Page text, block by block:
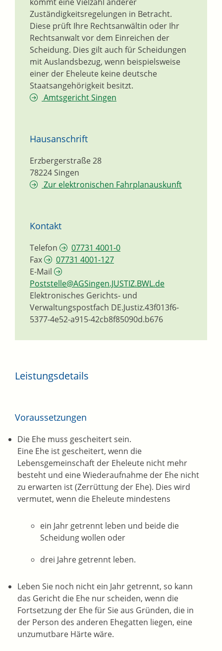
Zuständigkeitsregelungen in Betracht.
Diese prüft Ihre Rechtsanwältin oder Ihr
Rechtsanwalt vor dem Einreichen der
Scheidung. Dies gilt auch für Scheidungen
mit Auslandsbezug, wenn beispielsweise
einer der Eheleute keine deutsche
Staatsangehörigkeit besitzt.
Amtsgericht Singen
Hausanschrift
Erzbergerstraße 28
78224Singen
Zur elektronischen Fahrplanauskunft
Kontakt
Telefon
07731 4001-0
Fax
07731 4001-127
E-Mail
Poststelle@AGSingen.JUSTIZ.BWL.de
Elektronisches Gerichts- und
Verwaltungspostfach DE.Justiz.43f013f6-
5377-4e52-a915-42cb8f85090d.b676
Leistungsdetails
Voraussetzungen
Die Ehe muss gescheitert sein.
Eine Ehe ist gescheitert, wenn die
Lebensgemeinschaft der Eheleute nicht mehr
besteht und eine Wiederaufnahme der Ehe nicht
zu erwarten ist (Zerrüttung der Ehe). Dies wird
vermutet, wenn die Eheleute mindestens
ein Jahr getrennt leben und beide die
Scheidung wollen oder
drei Jahre getrennt leben.
Leben Sie noch nicht ein Jahr getrennt, so kann
das Gericht die Ehe nur scheiden, wenn die
Fortsetzung der Ehe für Sie aus Gründen, die in
der Person des anderen Ehegatten liegen, eine
unzumutbare Härte wäre.